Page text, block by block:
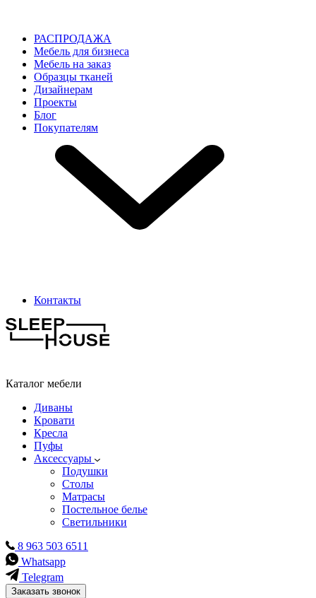
РАСПРОДАЖА
Мебель для бизнеса
Мебель на заказ
Образцы тканей
Дизайнерам
Проекты
Блог
Покупателям
Контакты
Каталог мебели
Диваны
Кровати
Кресла
Пуфы
Аксессуары
Подушки
Столы
Матрасы
Постельное белье
Светильники
8 963 503 6511
Whatsapp
Telegram
Заказать звонок